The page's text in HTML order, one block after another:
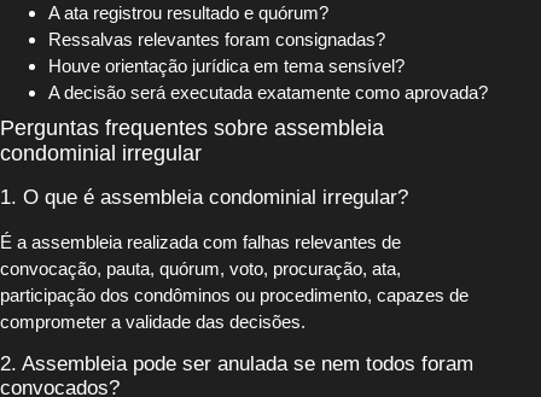
A ata registrou resultado e quórum?
Ressalvas relevantes foram consignadas?
Houve orientação jurídica em tema sensível?
A decisão será executada exatamente como aprovada?
Perguntas frequentes sobre assembleia
condominial irregular
1. O que é assembleia condominial irregular?
É a assembleia realizada com falhas relevantes de
convocação, pauta, quórum, voto, procuração, ata,
participação dos condôminos ou procedimento, capazes de
comprometer a validade das decisões.
2. Assembleia pode ser anulada se nem todos foram
convocados?